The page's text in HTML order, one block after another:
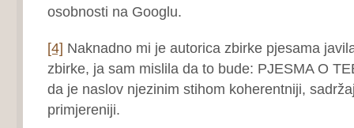
osobnosti na Googlu.
[4] Naknadno mi je autorica zbirke pjesama
zbirke, ja sam mislila da to bude: PJESMA O
da je naslov njezinim stihom koherentniji,
primjereniji.